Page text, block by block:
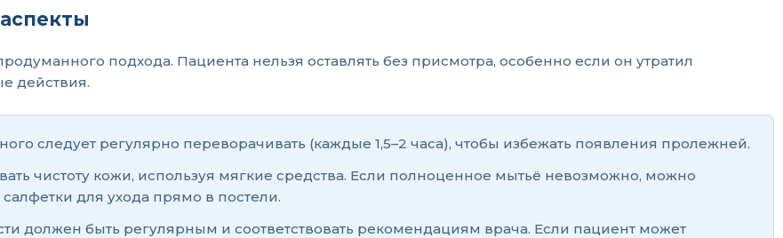
подхода. Пациента нельзя оставлять без присмотра, особенно если он утратил
действия.
следует регулярно переворачивать (каждые 1,5–2 часа), чтобы избежать появления пролежней.
чистоту кожи, используя мягкие средства. Если полноценное мытьё невозможно, можно
для ухода прямо в постели.
должен быть регулярным и соответствовать рекомендациям врача. Если пациент может